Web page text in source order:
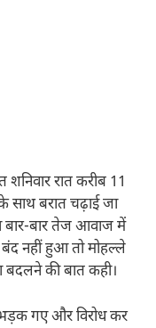
शनिवार रात करीब 11
बरात चढ़ाई जा
बार-बार तेज आवाज में
बंद नहीं हुआ तो मोहल्ले
की बात कही।
गए और विरोध कर